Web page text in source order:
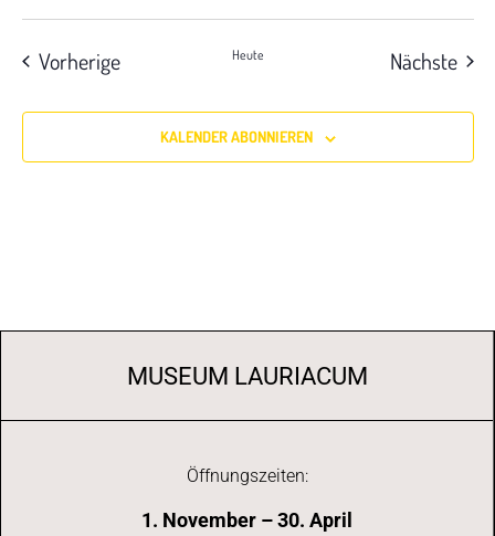
VorherigeVeranstaltungen
Heute Nächste
KALENDER ABONNIEREN
MUSEUM LAURIACUM
Öffnungszeiten:
1. November – 30. April